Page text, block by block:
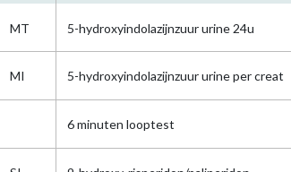
MT 5-hydroxyindolazijnzuur urine 24u
MI 5-hydroxyindolazijnzuur urine per creat
6 minuten looptest